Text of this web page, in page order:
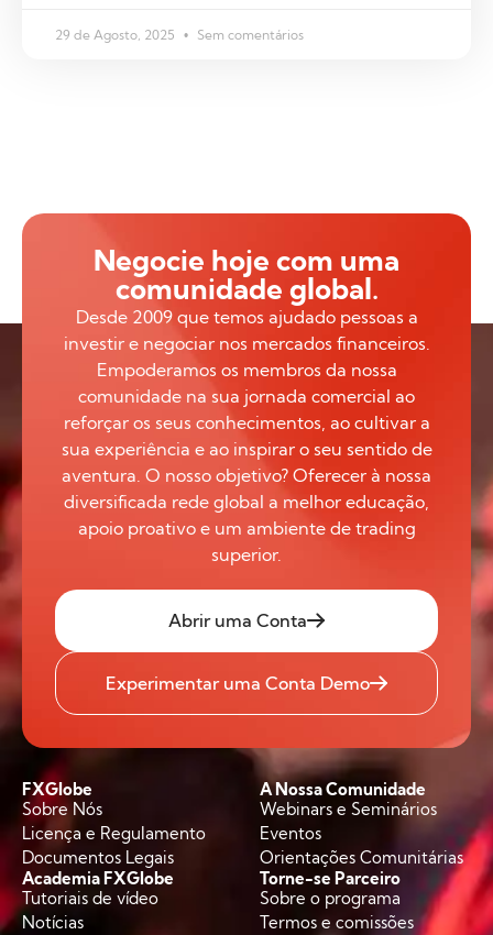
29 de Agosto, 2025 Sem comentários
Negocie hoje com uma
comunidade global.
Desde 2009 que temos ajudado pessoas a
investir e negociar nos mercados financeiros.
Empoderamos os membros da nossa
comunidade na sua jornada comercial ao
reforçar os seus conhecimentos, ao cultivar a
sua experiência e ao inspirar o seu sentido de
aventura. O nosso objetivo? Oferecer à nossa
diversificada rede global a melhor educação,
apoio proativo e um ambiente de trading
superior.
Abrir uma Conta
Experimentar uma Conta Demo
FXGlobe
Sobre Nós
Licença e Regulamento
Documentos Legais
A Nossa Comunidade
Webinars e Seminários
Eventos
Orientações Comunitárias
Academia FXGlobe
Tutoriais de vídeo
Notícias
Torne-se Parceiro
Sobre o programa
Termos e comissões